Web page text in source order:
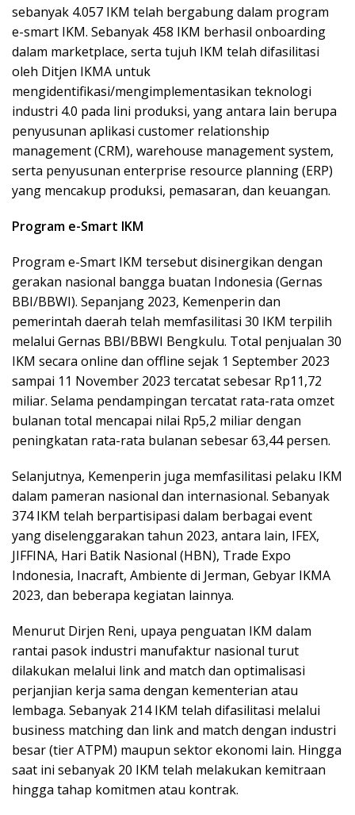
sebanyak 4.057 IKM telah bergabung dalam program
e-smart IKM. Sebanyak 458 IKM berhasil onboarding
dalam marketplace, serta tujuh IKM telah difasilitasi
oleh Ditjen IKMA untuk
mengidentifikasi/mengimplementasikan teknologi
industri 4.0 pada lini produksi, yang antara lain berupa
penyusunan aplikasi customer relationship
management (CRM), warehouse management system,
serta penyusunan enterprise resource planning (ERP)
yang mencakup produksi, pemasaran, dan keuangan.
Program e-Smart IKM
Program e-Smart IKM tersebut disinergikan dengan
gerakan nasional bangga buatan Indonesia (Gernas
BBI/BBWI). Sepanjang 2023, Kemenperin dan
pemerintah daerah telah memfasilitasi 30 IKM terpilih
melalui Gernas BBI/BBWI Bengkulu. Total penjualan 30
IKM secara online dan offline sejak 1 September 2023
sampai 11 November 2023 tercatat sebesar Rp11,72
miliar. Selama pendampingan tercatat rata-rata omzet
bulanan total mencapai nilai Rp5,2 miliar dengan
peningkatan rata-rata bulanan sebesar 63,44 persen.
Selanjutnya, Kemenperin juga memfasilitasi pelaku IKM
dalam pameran nasional dan internasional. Sebanyak
374 IKM telah berpartisipasi dalam berbagai event
yang diselenggarakan tahun 2023, antara lain, IFEX,
JIFFINA, Hari Batik Nasional (HBN), Trade Expo
Indonesia, Inacraft, Ambiente di Jerman, Gebyar IKMA
2023, dan beberapa kegiatan lainnya.
Menurut Dirjen Reni, upaya penguatan IKM dalam
rantai pasok industri manufaktur nasional turut
dilakukan melalui link and match dan optimalisasi
perjanjian kerja sama dengan kementerian atau
lembaga. Sebanyak 214 IKM telah difasilitasi melalui
business matching dan link and match dengan industri
besar (tier ATPM) maupun sektor ekonomi lain. Hingga
saat ini sebanyak 20 IKM telah melakukan kemitraan
hingga tahap komitmen atau kontrak.